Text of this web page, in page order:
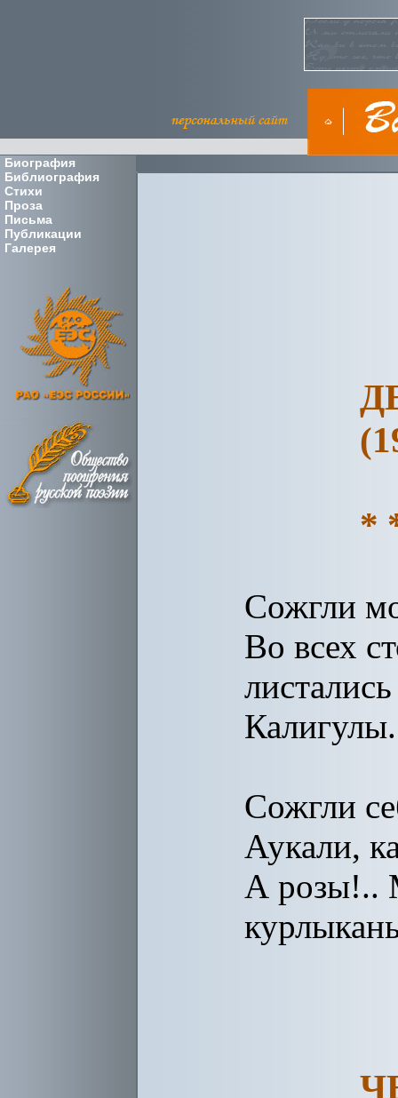
Биография
Библиография
Стихи
Проза
Письма
Публикации
Галерея
*
Сожгли
Во всех
Сожгли
Аукали,
А розы!..